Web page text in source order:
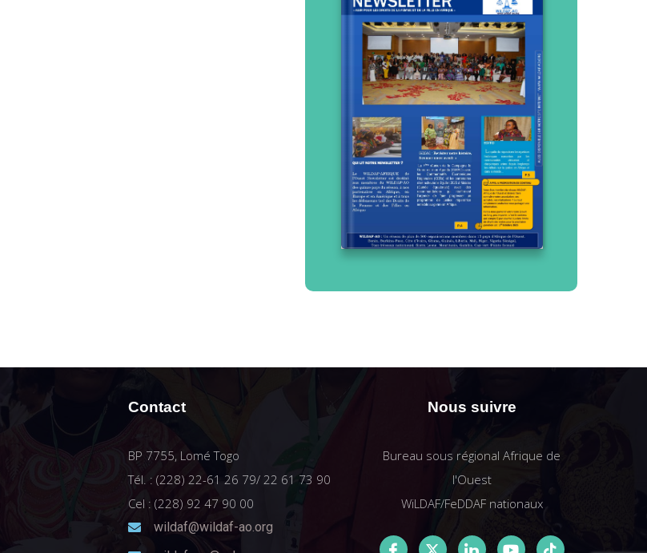
Contact
BP 7755, Lomé Togo
Tél. : (228) 22-61 26 79/ 22 61 73 90
Cel : (228) 92 47 90 00
wildaf@wildaf-ao.org
Nous suivre
Bureau sous régional Afrique de
l'Ouest
WiLDAF/FeDDAF nationaux